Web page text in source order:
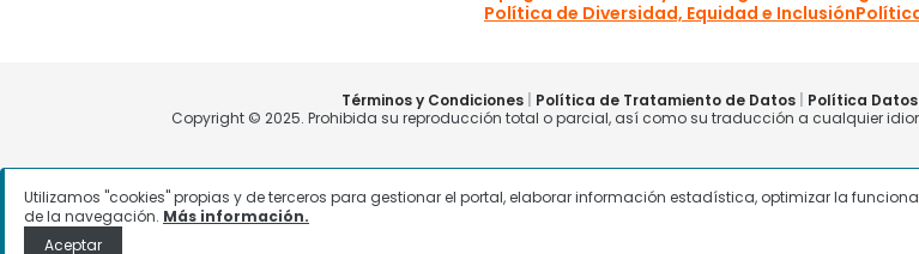
Utilizamos "cookies" propias y de terceros para gestionar el portal, elaborar información estadística, optimizar la
de la navegación. Más información.
Aceptar